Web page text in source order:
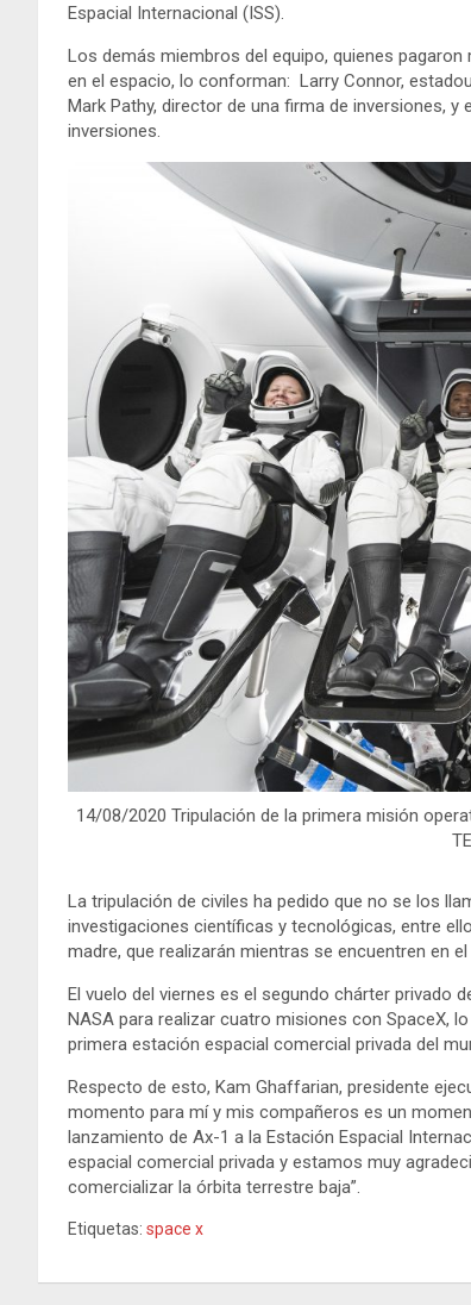
Espacial Internacional (ISS).
Los demás miembros del equipo, quienes
en el espacio, lo conforman: Larry Connor,
Mark Pathy, director de una firma de inversiones,
inversiones.
14/08/2020 Tripulación de la primera misión
La tripulación de civiles ha pedido que no se los
investigaciones científicas y tecnológicas, entre
madre, que realizarán mientras se encuentren en
El vuelo del viernes es el segundo chárter privado
NASA para realizar cuatro misiones con SpaceX,
primera estación espacial comercial privada del
Respecto de esto, Kam Ghaffarian, presidente
momento para mí y mis compañeros es un
lanzamiento de Ax-1 a la Estación Espacial
espacial comercial privada y estamos muy
comercializar la órbita terrestre baja”.
Etiquetas: space x